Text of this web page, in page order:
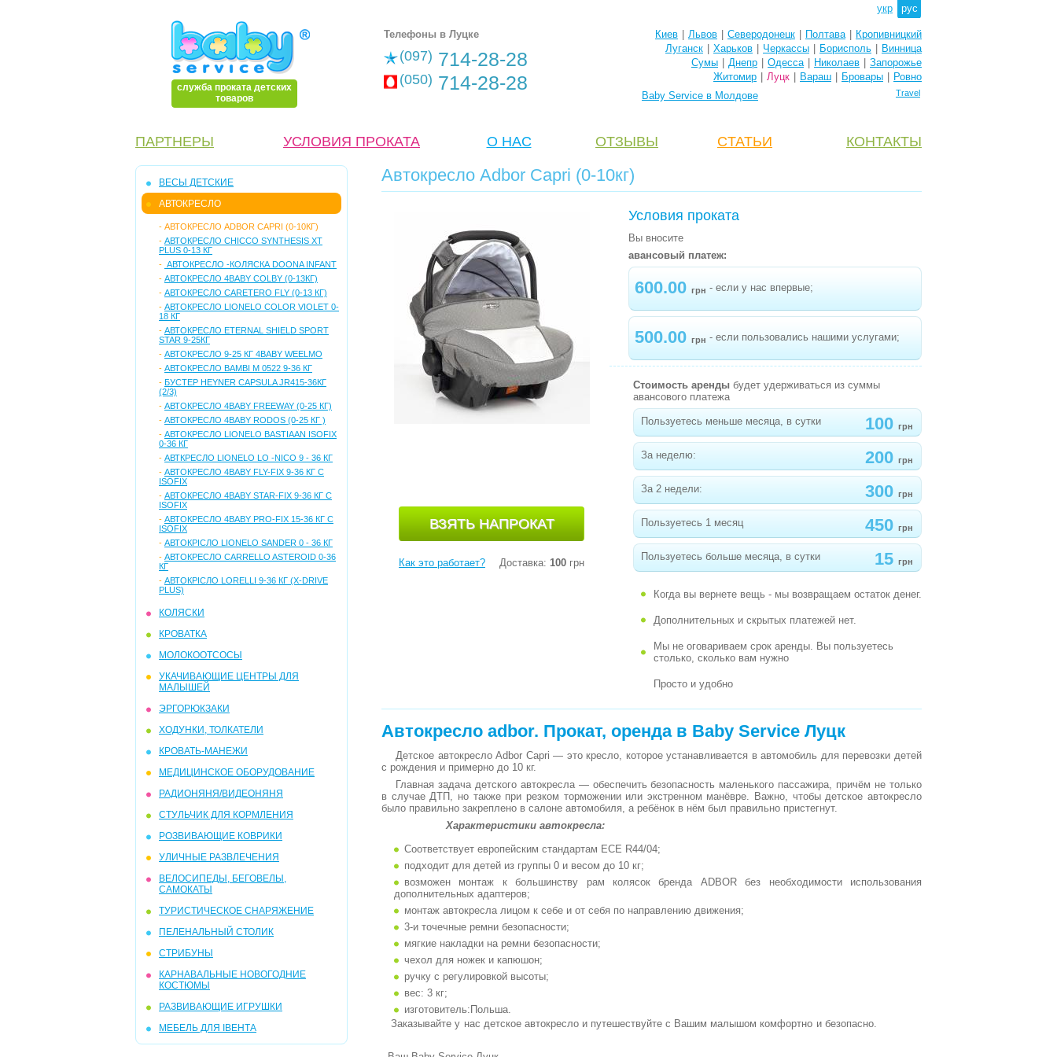
укр рус
служба проката детских
товаров
Телефоны в Луцке
(097) 714-28-28
(050) 714-28-28
Киев Львов Северодонецк Полтава
Кропивницкий
Луганск
Харьков Черкассы Борисполь
Винница
Сумы
Днепр Одесса Николаев
Запорожье
Житомир
Луцк Вараш Бровары
Ровно
Baby Service в Молдове
Travel
ПАРТНЕРЫ УСЛОВИЯ ПРОКАТА О НАС ОТЗЫВЫ CТАТЬИ КОНТАКТЫ
ВЕСЫ ДЕТСКИЕ
АВТОКРЕСЛО
- АВТОКРЕСЛО ADBOR CAPRI (0-10КГ)
- АВТОКРЕСЛО CHICCO SYNTHESIS XT
PLUS 0-13 КГ
- АВТОКРЕСЛО -КОЛЯСКА DOONA INFANT
- АВТОКРЕСЛО 4BABY COLBY (0-13КГ)
- АВТОКРЕСЛО CARETERO FLY (0-13 КГ)
- АВТОКРЕСЛО LIONELO COLOR VIOLET 0-
18 КГ
- АВТОКРЕСЛО ETERNAL SHIELD SPORT
STAR 9-25КГ
- АВТОКРЕСЛО 9-25 КГ 4BABY WEELMO
- АВТОКРЕСЛО BAMBI M 0522 9-36 КГ
- БУСТЕР HEYNER CAPSULA JR415-36КГ
(2/3)
- АВТОКРЕСЛО 4ВABY FREEWAY (0-25 КГ)
- АВТОКРЕСЛО 4ВABY RODOS (0-25 КГ )
- АВТОКРЕСЛО LIONELO BASTIAAN ISOFIX
0-36 КГ
- АВТКРЕСЛО LIONELO LO -NICO 9 - 36 КГ
- АВТОКРЕСЛО 4BABY FLY-FIX 9-36 КГ С
ISOFIX
- АВТОКРЕСЛО 4BABY STAR-FIX 9-36 КГ С
ISOFIX
- АВТОКРЕСЛО 4BABY PRO-FIX 15-36 КГ С
ISOFIX
- АВТОКРІСЛО LIONELO SANDER 0 - 36 КГ
- АВТОКРЕСЛО CARRELLO ASTEROID 0-36
КГ
- АВТОКРІСЛО LORELLI 9-36 КГ (X-DRIVE
PLUS)
КОЛЯСКИ
КРОВАТКА
МОЛОКООТСОСЫ
УКАЧИВАЮЩИЕ ЦЕНТРЫ ДЛЯ
МАЛЫШЕЙ
ЭРГОРЮКЗАКИ
ХОДУНКИ, ТОЛКАТЕЛИ
КРОВАТЬ-МАНЕЖИ
МЕДИЦИНСКОЕ ОБОРУДОВАНИЕ
РАДИОНЯНЯ/ВИДЕОНЯНЯ
СТУЛЬЧИК ДЛЯ КОРМЛЕНИЯ
РОЗВИВАЮЩИЕ КОВРИКИ
УЛИЧНЫЕ РАЗВЛЕЧЕНИЯ
ВЕЛОСИПЕДЫ, БЕГОВЕЛЫ,
САМОКАТЫ
ТУРИСТИЧЕСКОЕ СНАРЯЖЕНИЕ
ПЕЛЕНАЛЬНЫЙ СТОЛИК
СТРИБУНЫ
КАРНАВАЛЬНЫЕ НОВОГОДНИЕ
КОСТЮМЫ
РАЗВИВАЮЩИЕ ИГРУШКИ
МЕБЕЛЬ ДЛЯ ІВЕНТА
Автокресло Adbor Capri (0-10кг)
Как это работает? Доставка: 100 грн
Условия проката
Вы вносите
авансовый платеж:
600.00 грн - если у нас впервые;
500.00 грн - если пользовались нашими услугами;
Стоимость аренды будет удерживаться из суммы
авансового платежа
Пользуетесь меньше месяца, в сутки 100 грн
За неделю: 200 грн
За 2 недели: 300 грн
Пользуетесь 1 месяц 450 грн
Пользуетесь больше месяца, в сутки 15 грн
Когда вы вернете вещь - мы возвращаем остаток денег.
Дополнительных и скрытых платежей нет.
Мы не оговариваем срок аренды. Вы пользуетесь
столько, сколько вам нужно
Просто и удобно
Автокресло adbor. Прокат, оренда в Baby Service Луцк
Детское автокресло Adbor Capri — это кресло, которое устанавливается в автомобиль для перевозки детей
с рождения и примерно до 10 кг.
Главная задача детского автокресла — обеспечить безопасность маленького пассажира, причём не только
в случае ДТП, но также при резком торможении или экстренном манёвре. Важно, чтобы детское автокресло
было правильно закреплено в салоне автомобиля, а ребёнок в нём был правильно пристегнут.
Характеристики автокресла:
Соответствует европейским стандартам ECE R44/04;
подходит для детей из группы 0 и весом до 10 кг;
возможен монтаж к большинству рам колясок бренда ADBOR без необходимости использования
дополнительных адаптеров;
монтаж автокресла лицом к себе и от себя по направлению движения;
3-и точечные ремни безопасности;
мягкие накладки на ремни безопасности;
чехол для ножек и капюшон;
ручку с регулировкой высоты;
вес: 3 кг;
изготовитель:Польша.
Заказывайте у нас детское автокресло и путешествуйте с Вашим малышом комфортно и безопасно.